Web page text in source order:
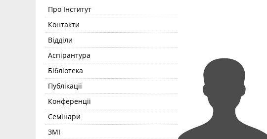
Про Інститут
Контакти
Відділи
Аспірантура
Бібліотека
Публікації
Конференціі
Семінари
ЗМІ